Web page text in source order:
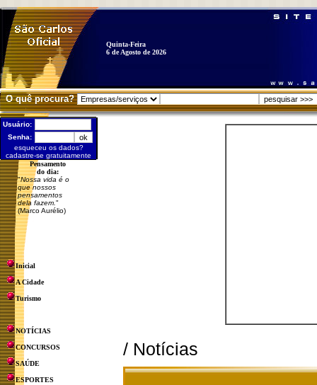
Quinta-Feira
6 de Agosto de 2026
O quê procura?
Usuário:
Senha:
esqueceu os dados?
cadastre-se gratuitamente
Pensamento
do dia:
"Nossa vida é o
que nossos
pensamentos
dela fazem. "
(Marco Aurélio)
Inicial
A Cidade
Turismo
NOTÍCIAS
CONCURSOS
SAÚDE
ESPORTES
/ Notícias